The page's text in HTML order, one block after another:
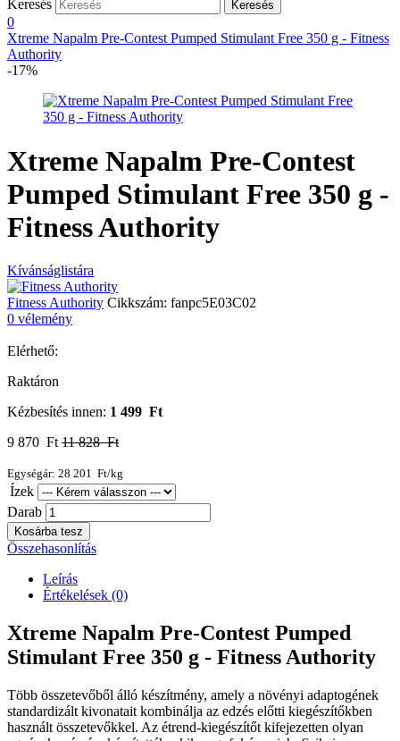
Keresés Keresés
0
Xtreme Napalm Pre-Contest Pumped Stimulant Free 350 g - Fitness
Authority
-17%
Xtreme Napalm Pre-Contest
Pumped Stimulant Free 350 g -
Fitness Authority
Kívánságlistára
Fitness Authority Cikkszám: fanpc5E03C02
0 vélemény
Elérhető:
Raktáron
Kézbesítés innen: 1 499 Ft
9 870 Ft 11 828 Ft
Egységár: 28 201 Ft/kg
Ízek
Darab
Kosárba tesz
Összehasonlítás
Leírás
Értékelések (0)
Xtreme Napalm Pre-Contest Pumped
Stimulant Free 350 g - Fitness Authority
Több összetevőből álló készítmény, amely a növényi adaptogének
standardizált kivonatait kombinálja az edzés előtti kiegészítőkben
használt összetevőkkel. Az étrend-kiegészítőt kifejezetten olyan